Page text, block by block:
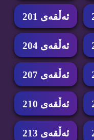
ئه‌ڵقه‌ی 201
ئه‌ڵقه‌ی 204
ئه‌ڵقه‌ی 207
ئه‌ڵقه‌ی 210
ئه‌ڵقه‌ی 213